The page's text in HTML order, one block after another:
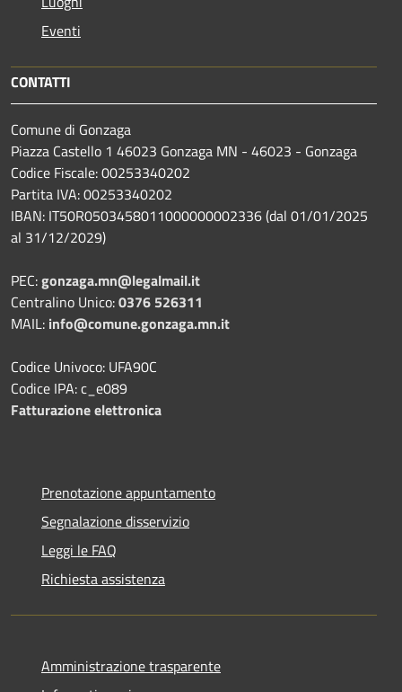
Eventi
CONTATTI
Comune di Gonzaga
Piazza Castello 1 46023 Gonzaga MN - 46023 - Gonzaga
Codice Fiscale: 00253340202
Partita IVA: 00253340202
IBAN: IT50R0503458011000000002336 (dal 01/01/2025
al 31/12/2029)
PEC:gonzaga.mn@legalmail.it
Centralino Unico:0376 526311
MAIL: info@comune.gonzaga.mn.it
Codice Univoco: UFA90C
Codice IPA: c_e089
Fatturazione elettronica
Prenotazione appuntamento
Segnalazione disservizio
Leggi le FAQ
Richiesta assistenza
Amministrazione trasparente